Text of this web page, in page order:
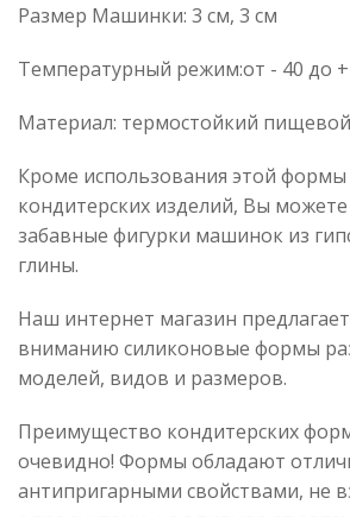
Размер Машинки: 3 см, 3 см
Температурный режим:от - 40 до +
Материал: термостойкий
Кроме использования этой формы
кондитерских изделий, Вы
забавные фигурки машинок из
глины.
Наш интернет магазин
вниманию силиконовые формы
моделей, видов и размеров.
Преимущество кондитерских
очевидно! Формы обладают
антипригарными свойствами, не